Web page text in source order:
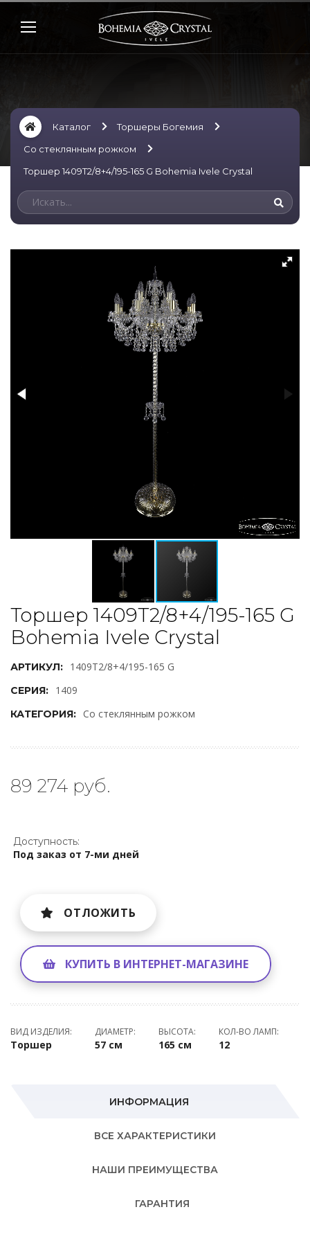
Каталог
Торшеры Богемия
Со стеклянным рожком
Торшер 1409T2/8+4/195-165 G Bohemia Ivele Crystal
Торшер 1409T2/8+4/195-165 G
Bohemia Ivele Crystal
АРТИКУЛ: 1409T2/8+4/195-165 G
СЕРИЯ: 1409
КАТЕГОРИЯ: Со стеклянным рожком
89 274 руб.
Доступность:
Под заказ от 7-ми дней
ОТЛОЖИТЬ
КУПИТЬ В ИНТЕРНЕТ-МАГАЗИНЕ
ВИД ИЗДЕЛИЯ:
Торшер
ДИАМЕТР:
57 см
ВЫСОТА:
165 см
КОЛ-ВО ЛАМП:
12
ИНФОРМАЦИЯ
ВСЕ ХАРАКТЕРИСТИКИ
НАШИ ПРЕИМУЩЕСТВА
ГАРАНТИЯ